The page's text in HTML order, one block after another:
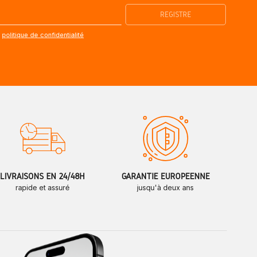
politique de confidentialité
LIVRAISONS EN 24/48H
rapide et assuré
GARANTIE EUROPÉENNE
jusqu'à deux ans